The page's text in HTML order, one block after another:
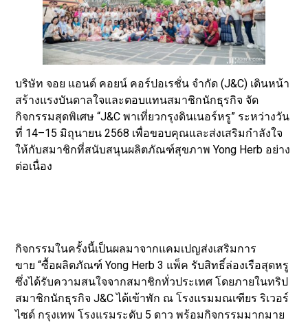
บริษัท จอย แอนด์ คอยน์ คอร์ปอเรชั่น จำกัด (J&C) เดินหน้า
สร้างแรงบันดาลใจและตอบแทนสมาชิกนักธุรกิจ จัด
กิจกรรมสุดพิเศษ “J&C พาเที่ยวกรุงดินเนอร์หรู” ระหว่างวัน
ที่ 14–15 มิถุนายน 2568 เพื่อขอบคุณและส่งเสริมกำลังใจ
ให้กับสมาชิกที่สนับสนุนผลิตภัณฑ์สุขภาพ Yong Herb อย่าง
ต่อเนื่อง
กิจกรรมในครั้งนี้เป็นผลมาจากแคมเปญส่งเสริมการ
ขาย “ซื้อผลิตภัณฑ์ Yong Herb 3 แพ็ค รับสิทธิ์ล่องเรือสุดหรู
ซึ่งได้รับความสนใจจากสมาชิกทั่วประเทศ โดยภายในทริป
สมาชิกนักธุรกิจ J&C ได้เข้าพัก ณ โรงแรมมณเฑียร ริเวอร์
ไซด์ กรุงเทพ โรงแรมระดับ 5 ดาว พร้อมกิจกรรมมากมาย